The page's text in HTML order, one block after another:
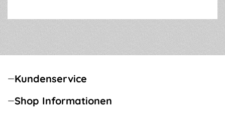
Kundenservice
Shop Informationen